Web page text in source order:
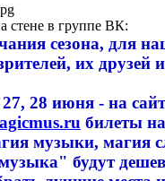
стене в группе ВК:
сезона, для
их друзей
28 июня - на
билеты
музыки, магия
будут